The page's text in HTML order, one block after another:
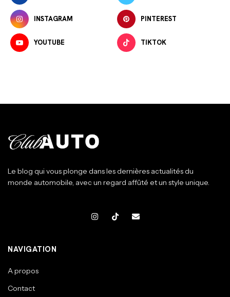
INSTAGRAM PINTEREST
YOUTUBE TIKTOK
Le blog qui vous plonge dans les dernières actualités du
monde automobile, avec un regard affûté et un style unique.
NAVIGATION
A propos
Contact